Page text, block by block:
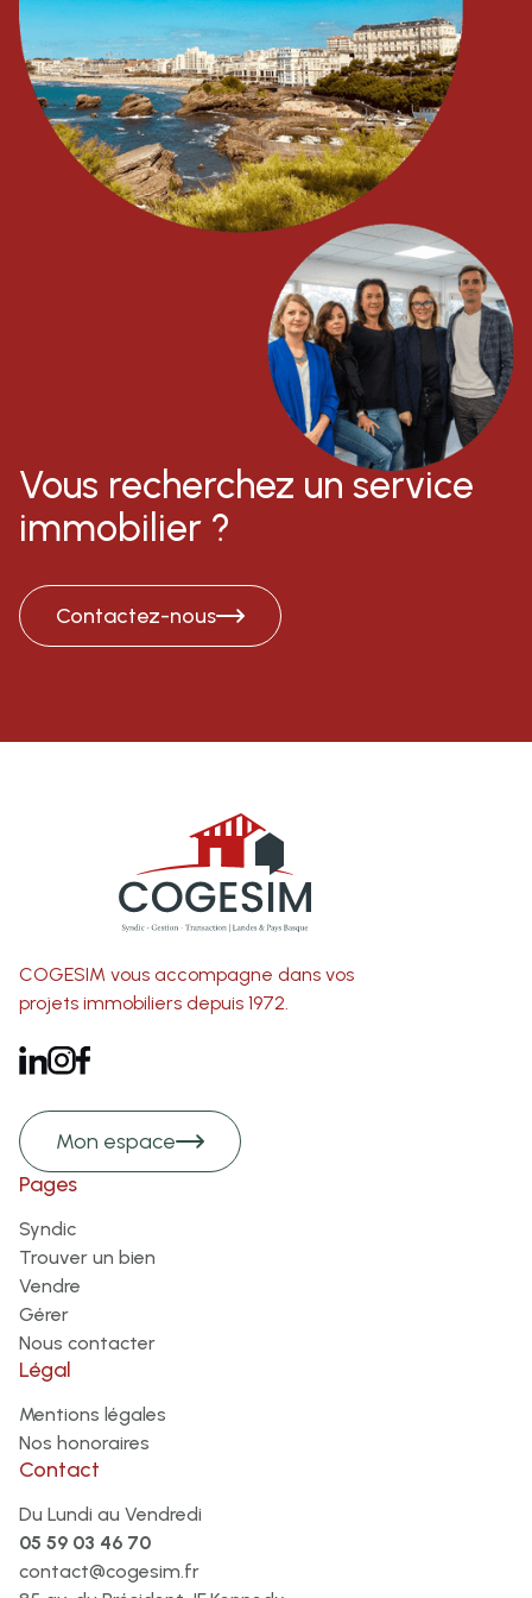
Vous recherchez un service
immobilier ?
Contactez-nous
COGESIM vous accompagne dans vos
projets immobiliers depuis 1972.
Mon espace
Pages
Syndic
Trouver un bien
Vendre
Gérer
Nous contacter
Légal
Mentions légales
Nos honoraires
Contact
Du Lundi au Vendredi
05 59 03 46 70
contact@cogesim.fr